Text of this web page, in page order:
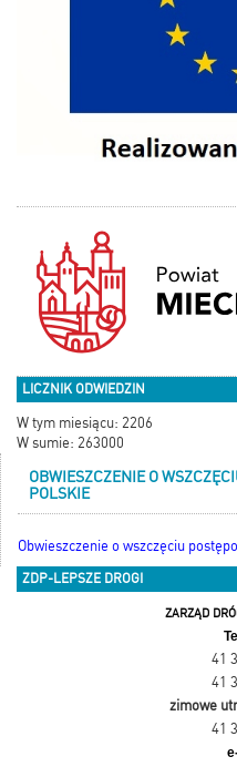
LICZNIK ODWIEDZIN
W tym miesiącu: 2206
W sumie: 263000
OBWIESZCZENIE O
POLSKIE
Obwieszczenie o wszczęciu
ZDP-LEPSZE DROGI
ZARZĄD
41
41
zimowe
41